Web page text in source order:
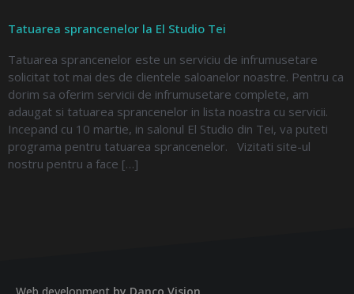
Tatuarea sprancenelor la El Studio Tei
Tatuarea sprancenelor este un serviciu de infrumusetare
solicitat tot mai des de clientele saloanelor noastre. Pentru ca
dorim sa oferim servicii de infrumusetare complete, am
adaugat si tatuarea sprancenelor in lista noastra cu servicii.
Incepand cu 10 martie, in salonul El Studio din Tei, va puteti
programa pentru tatuarea sprancenelor. Vizitati site-ul
nostru pentru a face […]